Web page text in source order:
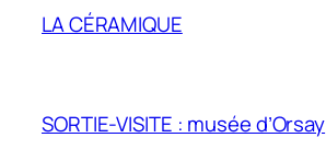
LA CÉRAMIQUE
SORTIE-VISITE : musée d’Orsay